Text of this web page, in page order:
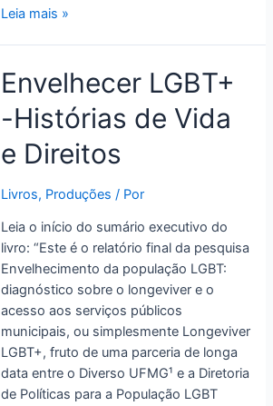
Leia mais »
Envelhecer LGBT+
-Histórias de Vida
e Direitos
Livros, Produções / Por
Leia o início do sumário executivo do
livro: “Este é o relatório final da pesquisa
Envelhecimento da população LGBT:
diagnóstico sobre o longeviver e o
acesso aos serviços públicos
municipais, ou simplesmente Longeviver
LGBT+, fruto de uma parceria de longa
data entre o Diverso UFMG¹ e a Diretoria
de Políticas para a População LGBT
Envelhecer
LGBT+
-
de
e
Direitos